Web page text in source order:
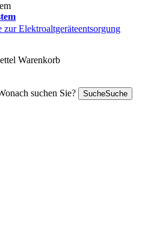
zur Elektroaltgeräteentsorgung
Warenkorb
suchen Sie?
SucheSuche